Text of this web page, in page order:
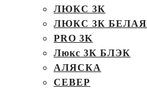
ЛЮКС 3К
ЛЮКС 3К БЕЛАЯ
PRO 3K
Люкс 3К БЛЭК
АЛЯСКА
СЕВЕР